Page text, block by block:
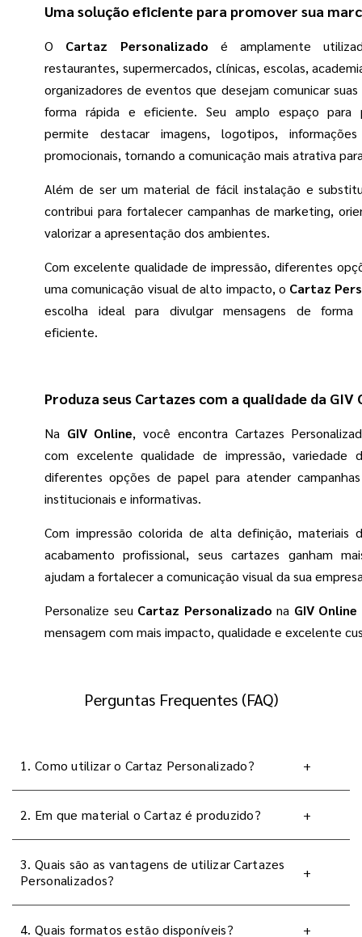
Uma solução eficiente para promover sua
O Cartaz Personalizado é amplamente
restaurantes, supermercados, clínicas, escolas,
organizadores de eventos que desejam comunicar
forma rápida e eficiente. Seu amplo espaço para
permite destacar imagens, logotipos,
promocionais, tornando a comunicação mais atrativa
Além de ser um material de fácil instalação e
contribui para fortalecer campanhas de marketing,
valorizar a apresentação dos ambientes.
Com excelente qualidade de impressão, diferentes
uma comunicação visual de alto impacto, o Cartaz
escolha ideal para divulgar mensagens de forma
eficiente.
Produza seus Cartazes com a qualidade da GIV
Na GIV Online, você encontra Cartazes
com excelente qualidade de impressão, variedade
diferentes opções de papel para atender campanhas
institucionais e informativas.
Com impressão colorida de alta definição, materiais
acabamento profissional, seus cartazes ganham
ajudam a fortalecer a comunicação visual da sua
Personalize seu Cartaz Personalizado na GIV Online
mensagem com mais impacto, qualidade e excelente
Perguntas Frequentes (FAQ)
1. Como utilizar o Cartaz Personalizado? +
2. Em que material o Cartaz é produzido? +
3. Quais são as vantagens de utilizar Cartazes
Personalizados?
+
4. Quais formatos estão disponíveis? +